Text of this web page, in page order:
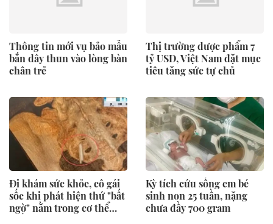
Thông tin mới vụ bảo mẫu
bắn dây thun vào lòng bàn
chân trẻ
Thị trường dược phẩm 7
tỷ USD, Việt Nam đặt mục
tiêu tăng sức tự chủ
Đi khám sức khỏe, cô gái
sốc khi phát hiện thứ "bất
ngờ" nằm trong cơ thể
Kỳ tích cứu sống em bé
sinh non 25 tuần, nặng
chưa đầy 700 gram